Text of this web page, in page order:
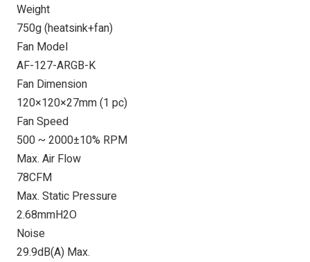
Weight
750g (heatsink+fan)
Fan Model
AF-127-ARGB-K
Fan Dimension
120×120×27mm (1 pc)
Fan Speed
500 ~ 2000±10% RPM
Max. Air Flow
78CFM
Max. Static Pressure
2.68mmH2O
Noise
29.9dB(A) Max.